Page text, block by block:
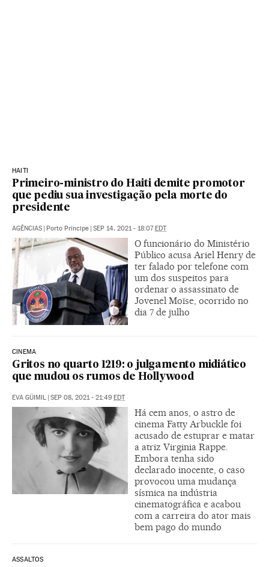
HAITI
Primeiro-ministro do Haiti demite promotor
que pediu sua investigação pela morte do
presidente
AGÊNCIAS Porto Príncipe SEP 14, 2021 - 18:07 EDT
O funcionário do Ministério
Público acusa Ariel Henry de
ter falado por telefone com
um dos suspeitos para
ordenar o assassinato de
Jovenel Moïse, ocorrido no
dia 7 de julho
CINEMA
Gritos no quarto 1219: o julgamento midiático
que mudou os rumos de Hollywood
EVA GÜIMIL | SEP 08, 2021 - 21:49 EDT
Há cem anos, o astro de
cinema Fatty Arbuckle foi
acusado de estuprar e matar
a atriz Virginia Rappe.
Embora tenha sido
declarado inocente, o caso
provocou uma mudança
sísmica na indústria
cinematográfica e acabou
com a carreira do ator mais
bem pago do mundo
ASSALTOS